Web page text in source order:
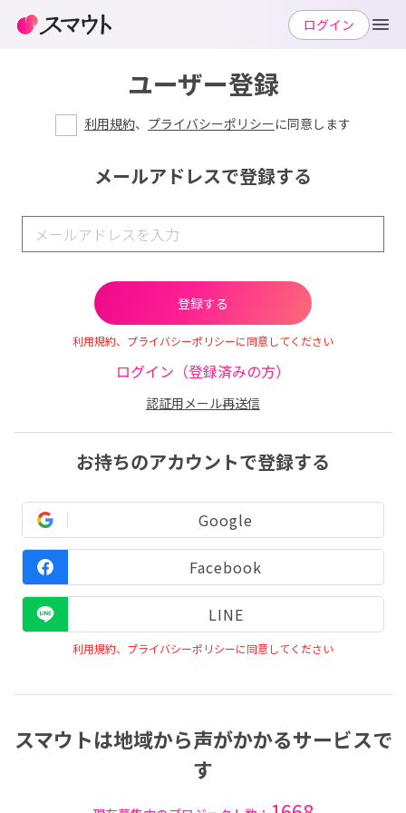
ユーザー登録
利用規約、 プライバシーポリシーに同意します
メールアドレスで登録する
利用規約、プライバシーポリシーに同意してください
ログイン（登録済みの方）
認証用メール再送信
お持ちのアカウントで登録する
Google
Facebook
LINE
利用規約、プライバシーポリシーに同意してください
スマウトは地域から声がかかるサービスで
す
ログイン